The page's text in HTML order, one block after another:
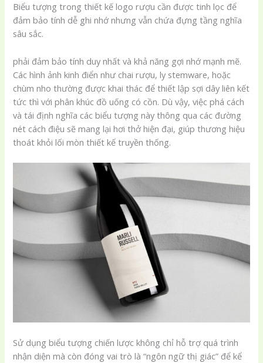
Biểu tượng trong thiết kế logo rượu cần được tinh lọc để
đảm bảo tính dễ ghi nhớ nhưng vẫn chứa đựng tầng nghĩa
sâu sắc.
phải đảm bảo tính duy nhất và khả năng gợi nhớ mạnh mẽ.
Các hình ảnh kinh điển như chai rượu, ly stemware, hoặc
chùm nho thường được khai thác để thiết lập sợi dây liên kết
tức thì với phân khúc đồ uống có cồn. Dù vậy, việc phá cách
và tái định nghĩa các biểu tượng này thông qua các đường
nét cách điệu sẽ mang lại hơi thở hiện đại, giúp thương hiệu
thoát khỏi lối mòn thiết kế truyền thống.
Sử dụng biểu tượng chiến lược không chỉ hỗ trợ quá trình
nhận diện mà còn đóng vai trò là “ngôn ngữ thị giác” để kể